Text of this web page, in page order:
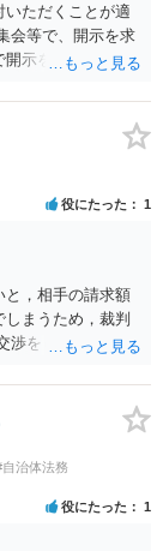
ただくことが適
会等で、開示を求
開示を求めること
役にたった 1
と，相手の請求額
まうため，裁判
渉をしたり，分割
る場合は，希望す
行うと良いでしょ
自治体法務
役にたった 1